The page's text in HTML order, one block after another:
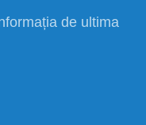
de ultima